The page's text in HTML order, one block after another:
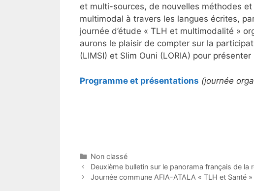
et multi-sources, de nouvelles méthodes
multimodal à travers les langues écrites,
journée d’étude « TLH et multimodalité »
aurons le plaisir de compter sur la
(LIMSI) et Slim Ouni (LORIA) pour
Programme et présentations (journée
Catégories
Non classé
Deuxième bulletin sur le panorama français de
Journée commune AFIA-ATALA « TLH et Santé